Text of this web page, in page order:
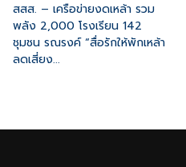
สสส. – เครือข่ายงดเหล้า รวม
พลัง 2,000 โรงเรียน 142
ชุมชน รณรงค์ “สื่อรักให้พักเหล้า
ลดเสี่ยง...